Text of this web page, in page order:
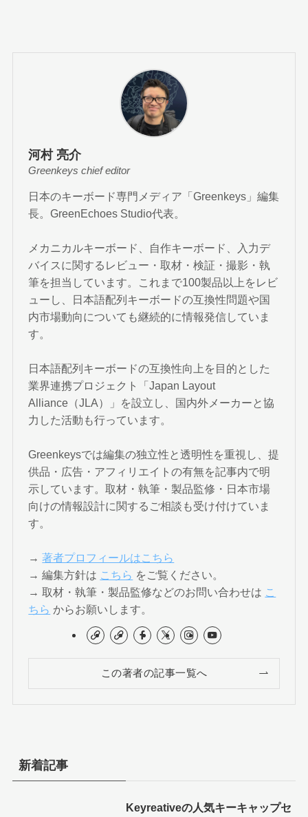
河村 亮介
Greenkeys chief editor
日本のキーボード専門メディア「Greenkeys」編集
長。GreenEchoes Studio代表。
メカニカルキーボード、自作キーボード、入力デ
バイスに関するレビュー・取材・検証・撮影・執
筆を担当しています。これまで100製品以上をレビ
ューし、日本語配列キーボードの互換性問題や国
内市場動向についても継続的に情報発信していま
す。
日本語配列キーボードの互換性向上を目的とした
業界連携プロジェクト「Japan Layout
Alliance（JLA）」を設立し、国内外メーカーと協
力した活動も行っています。
Greenkeysでは編集の独立性と透明性を重視し、提
供品・広告・アフィリエイトの有無を記事内で明
示しています。取材・執筆・製品監修・日本市場
向けの情報設計に関するご相談も受け付けていま
す。
→著者プロフィールはこちら
→ 編集方針は こちら をご覧ください。
→ 取材・執筆・製品監修などのお問い合わせは こ
ちら からお願いします。
この著者の記事一覧へ
新着記事
Keyreativeの人気キーキャップセ